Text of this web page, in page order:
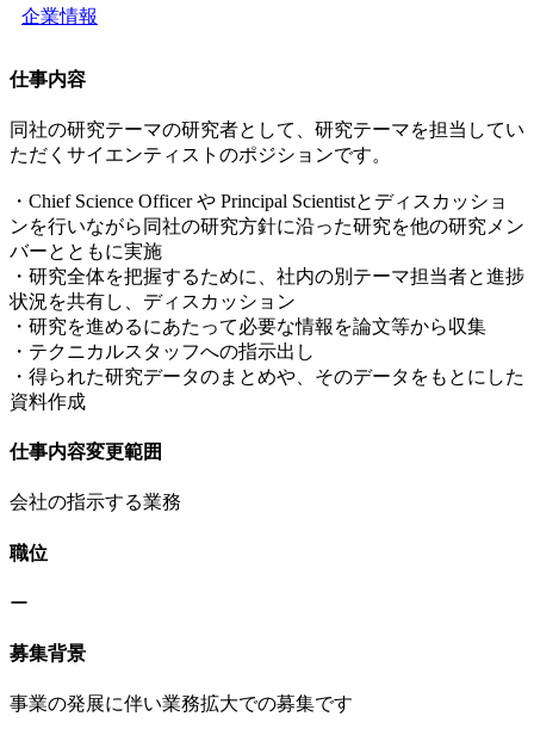
企業情報
仕事内容
同社の研究テーマの研究者として、研究テーマを担当してい
ただくサイエンティストのポジションです。
・Chief Science Officer や Principal Scientistとディスカッショ
ンを行いながら同社の研究方針に沿った研究を他の研究メン
バーとともに実施
・研究全体を把握するために、社内の別テーマ担当者と進捗
状況を共有し、ディスカッション
・研究を進めるにあたって必要な情報を論文等から収集
・テクニカルスタッフへの指示出し
・得られた研究データのまとめや、そのデータをもとにした
資料作成
仕事内容変更範囲
会社の指示する業務
職位
ー
募集背景
事業の発展に伴い業務拡大での募集です